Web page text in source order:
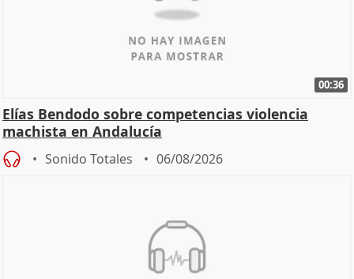
00:36
Elías Bendodo sobre competencias violencia
machista en Andalucía
Sonido Totales 06/08/2026